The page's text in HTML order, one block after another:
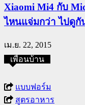
Xiaomi Mi4 กับ
ไหนแจ่มกว่า ไปดูกั
เม.ย. 22, 2015
เพื่อนบ้าน
แบบฟอร์ม
สูตรอาหาร